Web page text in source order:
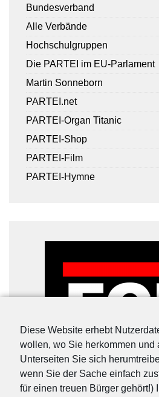
Diese Website erhebt
wollen, wo Sie herkommen und
Unterseiten Sie sich
wenn Sie der Sache einfach
für einen treuen Bürger gehört!)
Bundesverband
Alle Verbände
Hochschulgruppen
Die PARTEI im EU-Parlament
Martin Sonneborn
PARTEI.net
PARTEI-Organ Titanic
PARTEI-Shop
PARTEI-Film
PARTEI-Hymne